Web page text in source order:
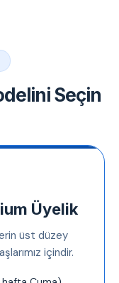
Seçin
Üyelik
üst düzey
içindir.